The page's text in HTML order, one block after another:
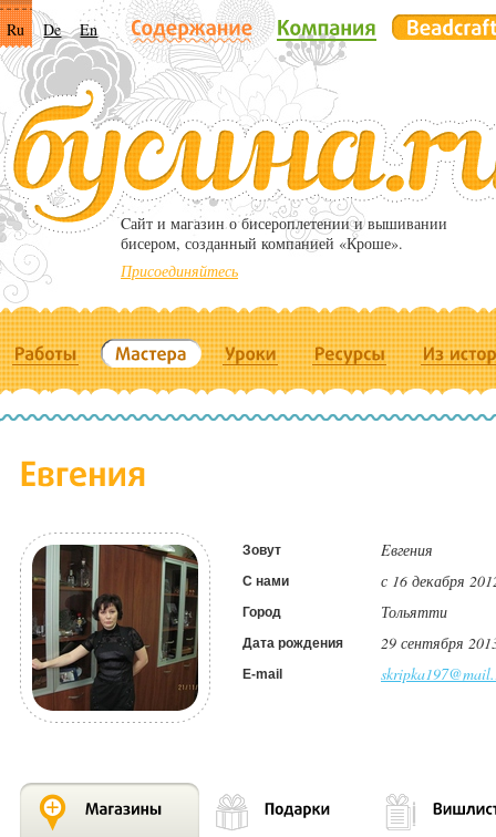
Ru De En
Cайт и магазин о бисероплетении и вышивании
бисером, созданный компанией «Кроше».
Присоединяйтесь
Зовут Eвгения
С нами с 16 декабря
Город Тольятти
Дата рождения 29 сентября
E-mail